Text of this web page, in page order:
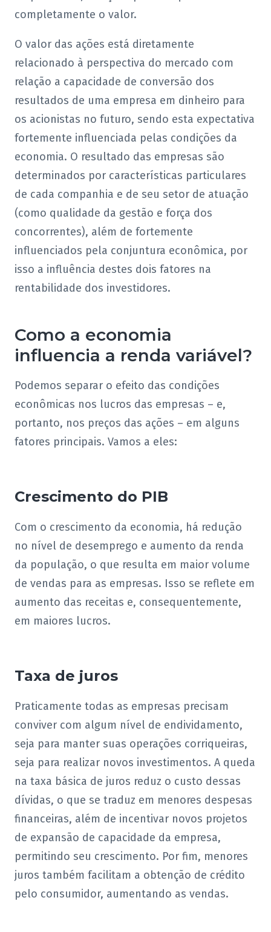
completamente o valor.
O valor das ações está diretamente
relacionado à perspectiva do mercado com
relação a capacidade de conversão dos
resultados de uma empresa em dinheiro para
os acionistas no futuro, sendo esta expectativa
fortemente influenciada pelas condições da
economia. O resultado das empresas são
determinados por características particulares
de cada companhia e de seu setor de atuação
(como qualidade da gestão e força dos
concorrentes), além de fortemente
influenciados pela conjuntura econômica, por
isso a influência destes dois fatores na
rentabilidade dos investidores.
Como a economia
influencia a renda variável?
Podemos separar o efeito das condições
econômicas nos lucros das empresas – e,
portanto, nos preços das ações – em alguns
fatores principais. Vamos a eles:
Crescimento do PIB
Com o crescimento da economia, há redução
no nível de desemprego e aumento da renda
da população, o que resulta em maior volume
de vendas para as empresas. Isso se reflete em
aumento das receitas e, consequentemente,
em maiores lucros.
Taxa de juros
Praticamente todas as empresas precisam
conviver com algum nível de endividamento,
seja para manter suas operações corriqueiras,
seja para realizar novos investimentos. A queda
na taxa básica de juros reduz o custo dessas
dívidas, o que se traduz em menores despesas
financeiras, além de incentivar novos projetos
de expansão de capacidade da empresa,
permitindo seu crescimento. Por fim, menores
juros também facilitam a obtenção de crédito
pelo consumidor, aumentando as vendas.